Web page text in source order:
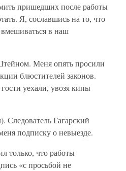
пришедших после работы
Я, сославшись на то, что
в наш
Меня опять просили
блюстителей законов.
уехали, увозя кипы
Следователь Гагарский
подписку о невыезде.
только, что работы
«с просьбой не